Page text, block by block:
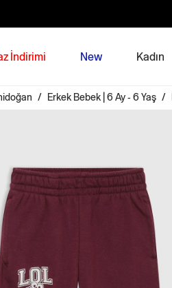
İndirimi New Kadın
/ Erkek Bebek | 6 Ay - 6 Yaş /